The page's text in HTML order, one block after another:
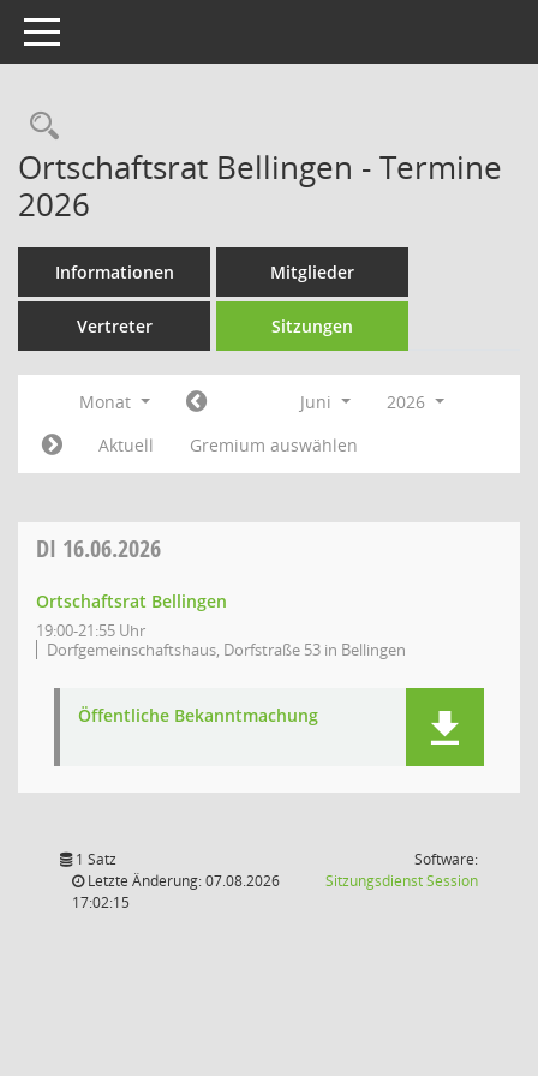
Toggle navigation
Rechercheauswahl
Ortschaftsrat Bellingen - Termine
2026
Informationen Mitglieder
Vertreter Sitzungen
Monat Juni
2026
Aktuell
Gremium auswählen
DI 16.06.2026
Ortschaftsrat Bellingen
19:00-21:55 Uhr
Dorfgemeinschaftshaus, Dorfstraße 53 in Bellingen
Öffentliche Bekanntmachung
1 Satz
Letzte Änderung: 07.08.2026
17:02:15
Software:
SitzungsdienstSession(Wird in